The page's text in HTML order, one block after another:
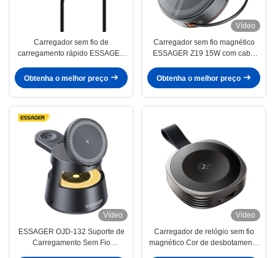
Carregador sem fio de
carregamento rápido ESSAGER
Obtenha o melhor preço
Vídeo
Carregador sem fio magnético
ESSAGER Z19 15W com cabo
Obtenha o melhor preço
Vídeo
ESSAGER OJD-132 Suporte de
Carregamento Sem Fio
Vídeo
Carregador de relógio sem fio
magnético Cor de desbotamento